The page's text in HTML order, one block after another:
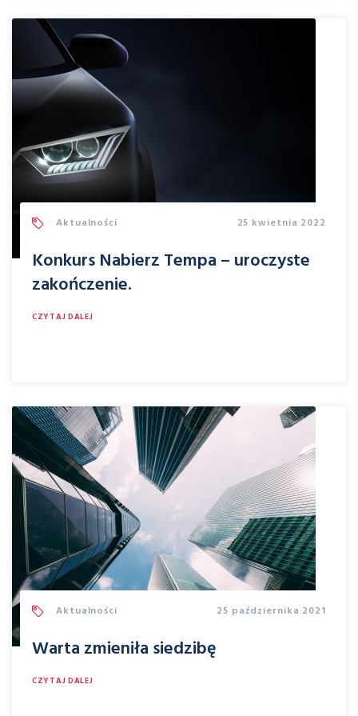
Aktualności 25 kwietnia 2022
Konkurs Nabierz Tempa – uroczyste
zakończenie.
CZYTAJ DALEJ
Aktualności 25 października 2021
Warta zmieniła siedzibę
CZYTAJ DALEJ